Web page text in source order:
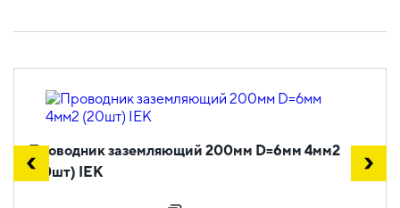
Проводник заземляющий 200мм D=6мм 4мм2
(20шт) IEK